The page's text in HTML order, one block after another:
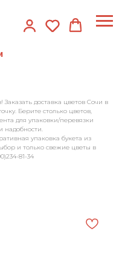
доставка цветов Сочи в
Берите столько цветов,
для упаковки/перевязки
надобности.
упаковка букета из
и только свежие цветы в
81-34